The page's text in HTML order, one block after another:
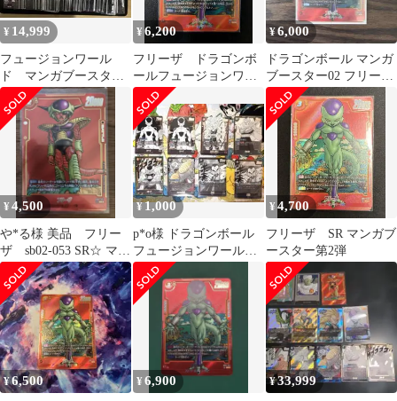
¥ 14,999
フュージョンワール
ド マンガブースター
01 02 R以下 約670枚
¥6,200
フリーザ ドラゴンボ
ールフュージョンワー
ルド マンガブースタ
ー02
¥6,000
ドラゴンボール マンガ
ブースター02 フリーザ
SRパラレル SB02-054
¥4,500
や*る様 美品 フリー
ザ sb02-053 SR☆ マン
ガブースター
¥1,000
p*o様 ドラゴンボール
フュージョンワールド
マンガブースター srセ
ット
¥4,700
フリーザ SR マンガブ
ースター第2弾
¥6,500 ¥6,900 ¥33,999